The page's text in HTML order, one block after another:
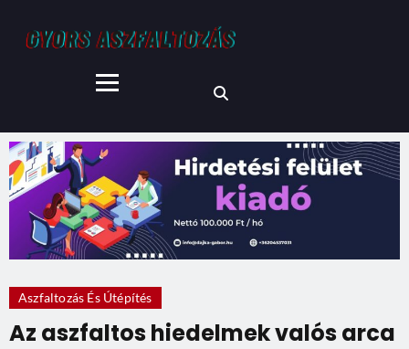
Aszfaltozás És Útépítés
Az aszfaltos hiedelmek valós arca